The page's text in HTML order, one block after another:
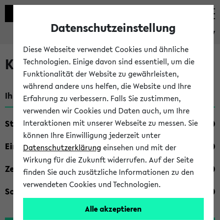
eKVV
Kombisuche im eKVV
Ihre Suchkriterien:
Studienfach
Einrichtung
Zeiten
Sonstiges
Datenschutzeinstellung
Diese Webseite verwendet Cookies und ähnliche
Technologien. Einige davon sind essentiell, um die
Funktionalität der Website zu gewährleisten,
während andere uns helfen, die Website und Ihre
Erfahrung zu verbessern. Falls Sie zustimmen,
verwenden wir Cookies und Daten auch, um Ihre
Interaktionen mit unserer Webseite zu messen. Sie
können Ihre Einwilligung jederzeit unter
Datenschutzerklärung einsehen und mit der
Wirkung für die Zukunft widerrufen. Auf der Seite
finden Sie auch zusätzliche Informationen zu den
verwendeten Cookies und Technologien.
Alle akzeptieren